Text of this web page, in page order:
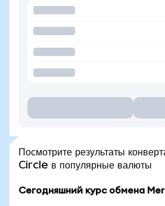
Посмотрите результаты
Circle в популярные валюты
Сегодняшний курс обмена